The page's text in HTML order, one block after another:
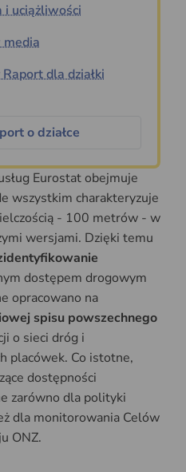
i uciążliwości
dla działki
o działce
Eurostat obejmuje
wszystkim charakteryzuje
- 100 metrów - w
wersjami. Dzięki temu
dostępem drogowym
opracowano na
spisu powszechnego
o sieci dróg i
placówek. Co istotne,
dostępności
zarówno dla polityki
dla monitorowania Celów
ONZ.